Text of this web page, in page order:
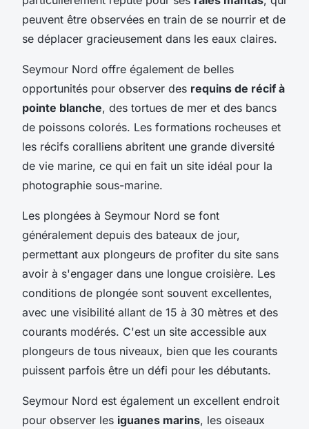
peuvent être observées en train de se nourrir et de
se déplacer gracieusement dans les eaux claires.
Seymour Nord offre également de belles
opportunités pour observer des requins de récif à
pointe blanche, des tortues de mer et des bancs
de poissons colorés. Les formations rocheuses et
les récifs coralliens abritent une grande diversité
de vie marine, ce qui en fait un site idéal pour la
photographie sous-marine.
Les plongées à Seymour Nord se font
généralement depuis des bateaux de jour,
permettant aux plongeurs de profiter du site sans
avoir à s'engager dans une longue croisière. Les
conditions de plongée sont souvent excellentes,
avec une visibilité allant de 15 à 30 mètres et des
courants modérés. C'est un site accessible aux
plongeurs de tous niveaux, bien que les courants
puissent parfois être un défi pour les débutants.
Seymour Nord est également un excellent endroit
pour observer les iguanes marins, les oiseaux